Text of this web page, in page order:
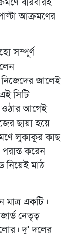
বারবারই
আক্রমণের
সম্পূর্ণ
নিজেদের জালেই
সিটি
ওঠার আগেই
ছায়া হয়ে
লুকাকুর কাছ
করেন
নিয়েই মাঠ
মাত্র একটি।
নেতৃত্ব
দু’ দলের